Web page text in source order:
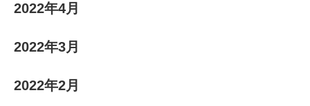
2022年4月
2022年3月
2022年2月